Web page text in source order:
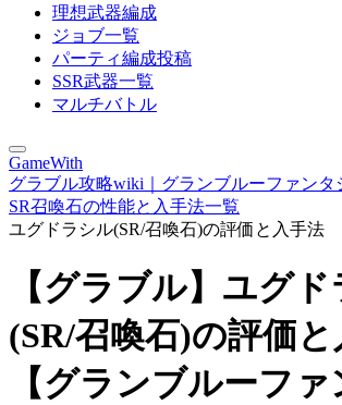
理想武器編成
ジョブ一覧
パーティ編成投稿
SSR武器一覧
マルチバトル
GameWith
グラブル攻略wiki｜グランブルーファンタ
SR召喚石の性能と入手法一覧
ユグドラシル(SR/召喚石)の評価と入手法
【グラブル】ユグ
(SR/召喚石)の評価
【グランブルーフ